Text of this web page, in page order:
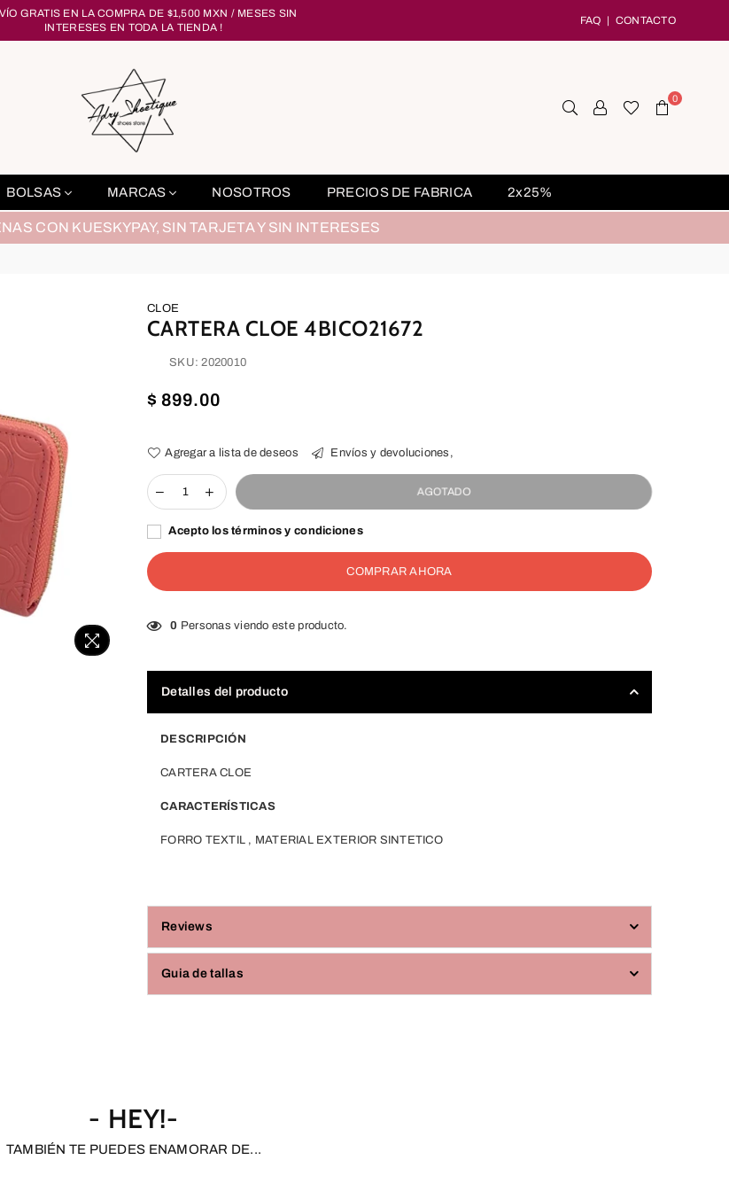
GRATIS EN LA COMPRA DE $1,500 MXN / MESES SIN
INTERESES EN TODA LA TIENDA !
FAQ | CONTACTO
0
BOLSAS MARCAS NOSOTROS PRECIOS DE FABRICA 2x25%
CON KUESKYPAY, SIN TARJETA Y SIN INTERESES
CLOE
CARTERA CLOE 4BICO21672
SKU:2020010
Precio
$ 899.00
Agregar a lista de deseos Envíos y devoluciones,
AGOTADO
Acepto los términos y condiciones
COMPRAR AHORA
0 Personas viendo este producto.
Detalles del producto
DESCRIPCIÓN
CARTERA CLOE
CARACTERÍSTICAS
FORRO TEXTIL , MATERIAL EXTERIOR SINTETICO
Reviews
Guia de tallas
- HEY!-
TAMBIÉN TE PUEDES ENAMORAR DE...